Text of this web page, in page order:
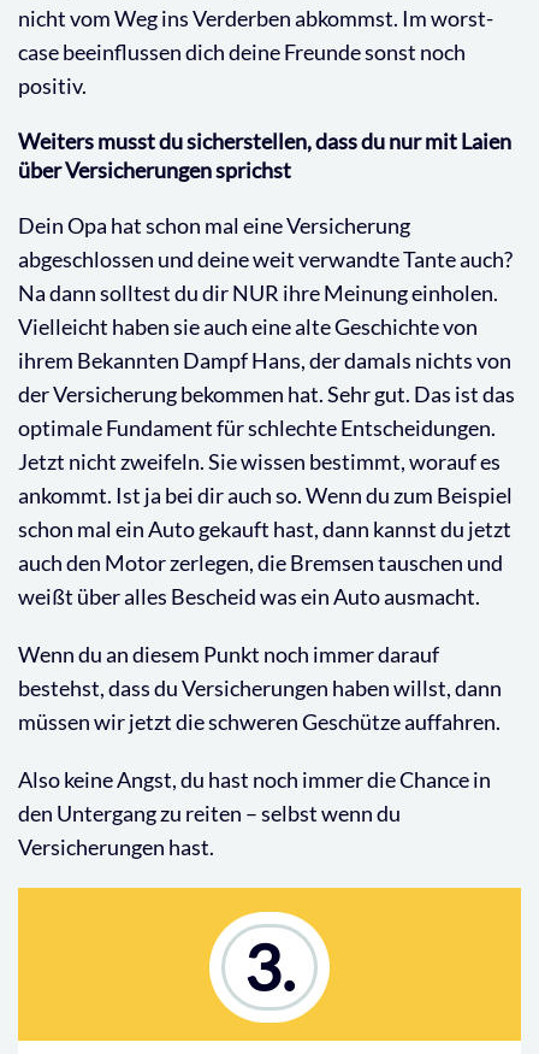
nicht vom Weg ins Verderben abkommst. Im worst-
case beeinflussen dich deine Freunde sonst noch
positiv.
Weiters musst du sicherstellen, dass du nur mit Laien
über Versicherungen sprichst
Dein Opa hat schon mal eine Versicherung
abgeschlossen und deine weit verwandte Tante auch?
Na dann solltest du dir NUR ihre Meinung einholen.
Vielleicht haben sie auch eine alte Geschichte von
ihrem Bekannten Dampf Hans, der damals nichts von
der Versicherung bekommen hat. Sehr gut. Das ist das
optimale Fundament für schlechte Entscheidungen.
Jetzt nicht zweifeln. Sie wissen bestimmt, worauf es
ankommt. Ist ja bei dir auch so. Wenn du zum Beispiel
schon mal ein Auto gekauft hast, dann kannst du jetzt
auch den Motor zerlegen, die Bremsen tauschen und
weißt über alles Bescheid was ein Auto ausmacht.
Wenn du an diesem Punkt noch immer darauf
bestehst, dass du Versicherungen haben willst, dann
müssen wir jetzt die schweren Geschütze auffahren.
Also keine Angst, du hast noch immer die Chance in
den Untergang zu reiten – selbst wenn du
Versicherungen hast.
3.